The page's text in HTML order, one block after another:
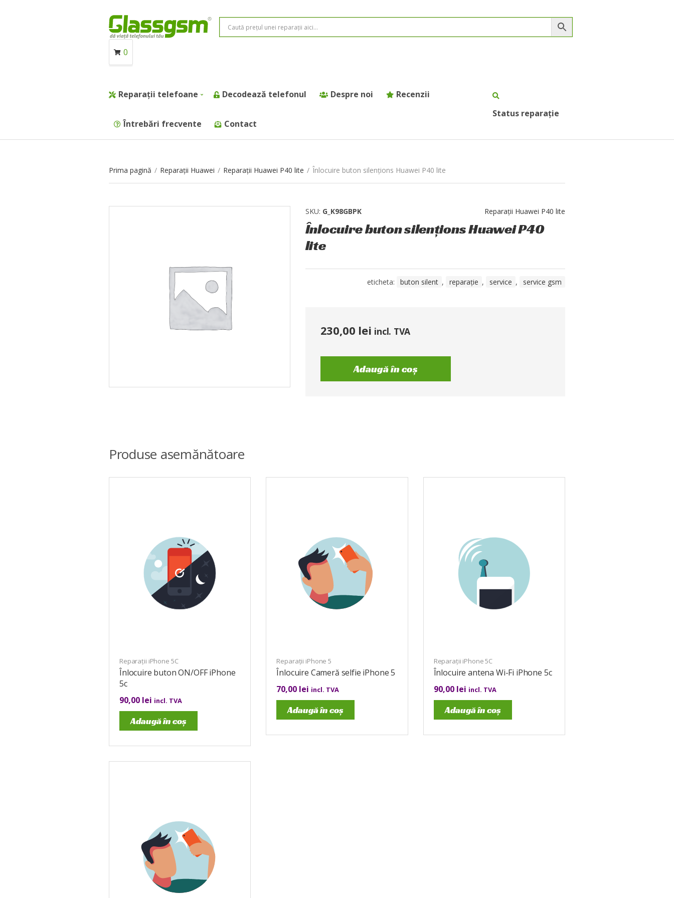
0
Reparații telefoane Decodează telefonul Despre noi Recenzii
Întrebări frecvente Contact
Status reparație
Prima pagină / Reparații Huawei / Reparații Huawei P40 lite / Înlocuire buton silențions Huawei P40 lite
SKU: G_K98GBPK Reparații Huawei P40 lite
Înlocuire buton silențions Huawei P40
lite
eticheta: buton silent , reparație , service , service gsm
230,00 lei incl. TVA
Adaugă în coș
Produse asemănătoare
Reparații iPhone 5C
Înlocuire buton ON/OFF iPhone
5c
90,00 lei incl. TVA
Adaugă în coș
Reparații iPhone 5
Înlocuire Cameră selfie iPhone 5
70,00 lei incl. TVA
Adaugă în coș
Reparații iPhone 5C
Înlocuire antena Wi-Fi iPhone 5c
90,00 lei incl. TVA
Adaugă în coș